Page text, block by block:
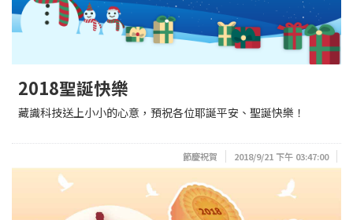
2018聖誕快樂
藏識科技送上小小的心意，預祝各位耶誕平安、聖誕快樂！
節慶祝賀 2018/9/21 下午 03:47:00